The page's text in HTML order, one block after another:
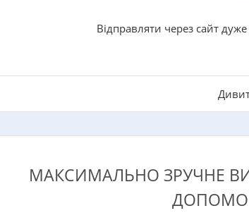
Відправляти через сайт
МАКСИМАЛЬНО ЗРУЧНЕ